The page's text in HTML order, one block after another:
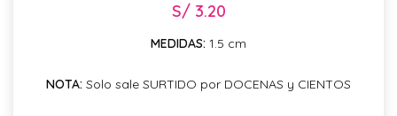
S/3.20
MEDIDAS: 1.5 cm
NOTA: Solo sale SURTIDO por DOCENAS y CIENTOS